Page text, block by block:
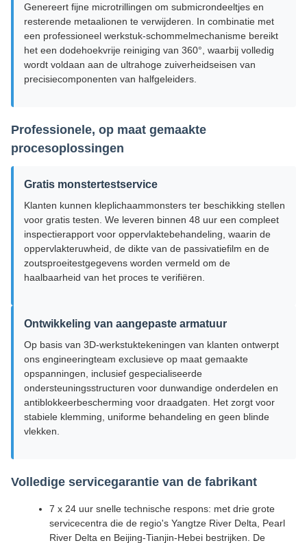
Genereert fijne microtrillingen om submicrondeeltjes en
resterende metaalionen te verwijderen. In combinatie met
een professioneel werkstuk-schommelmechanisme bereikt
het een dodehoekvrije reiniging van 360°, waarbij volledig
wordt voldaan aan de ultrahoge zuiverheidseisen van
precisiecomponenten van halfgeleiders.
Professionele, op maat gemaakte
procesoplossingen
Gratis monstertestservice
Klanten kunnen kleplichaammonsters ter beschikking stellen
voor gratis testen. We leveren binnen 48 uur een compleet
inspectierapport voor oppervlaktebehandeling, waarin de
oppervlakteruwheid, de dikte van de passivatiefilm en de
zoutsproeitestgegevens worden vermeld om de
haalbaarheid van het proces te verifiëren.
Ontwikkeling van aangepaste armatuur
Op basis van 3D-werkstuktekeningen van klanten ontwerpt
ons engineeringteam exclusieve op maat gemaakte
opspanningen, inclusief gespecialiseerde
ondersteuningsstructuren voor dunwandige onderdelen en
antiblokkeerbescherming voor draadgaten. Het zorgt voor
stabiele klemming, uniforme behandeling en geen blinde
vlekken.
Volledige servicegarantie van de fabrikant
7 x 24 uur snelle technische respons: met drie grote
servicecentra die de regio's Yangtze River Delta, Pearl
River Delta en Beijing-Tianjin-Hebei bestrijken. De